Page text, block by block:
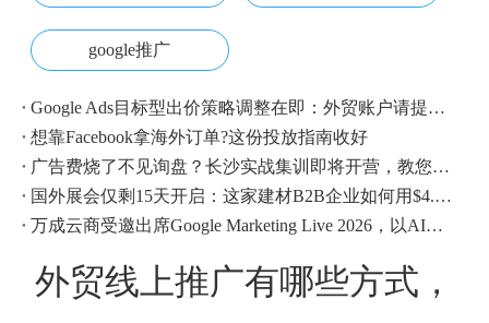
google推广
Google Ads目标型出价策略调整在即：外贸账户请提前校准
想靠Facebook拿海外订单?这份投放指南收好
广告费烧了不见询盘？长沙实战集训即将开营，教您SEM投放+GEO流量收割，把预算变成真订单
国外展会仅剩15天开启：这家建材B2B企业如何用$4.1撬动近500条本地经销商线索？
万成云商受邀出席Google Marketing Live 2026，以AI之力领航出海增长新浪潮
外贸线上推广有哪些方式，